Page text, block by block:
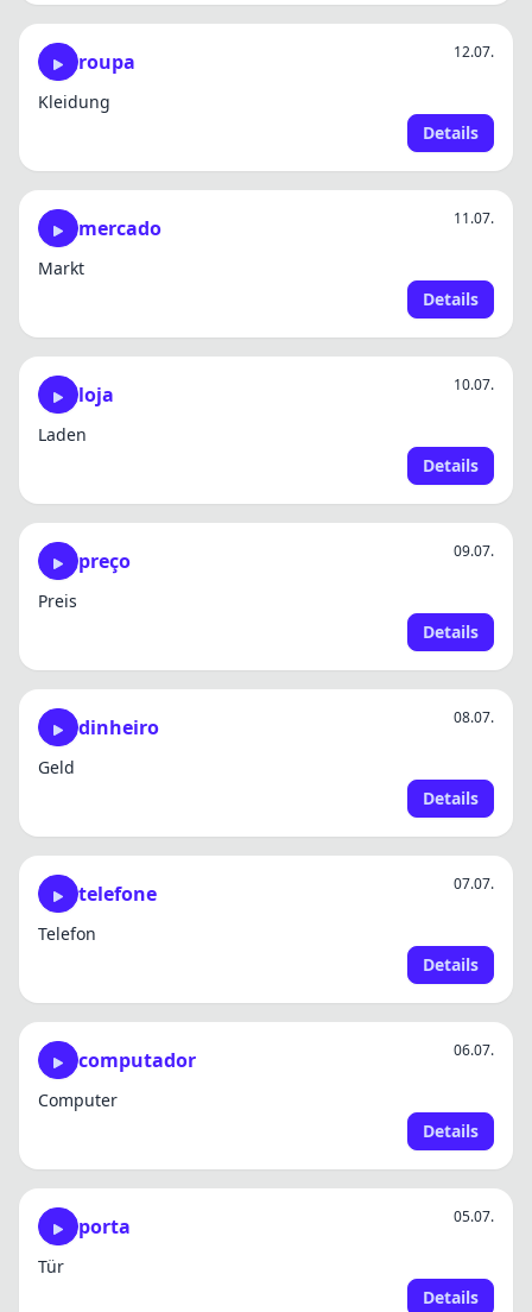
roupa 12.07.
Kleidung
Details
mercado 11.07.
Markt
Details
loja 10.07.
Laden
Details
preço 09.07.
Preis
Details
dinheiro 08.07.
Geld
Details
telefone 07.07.
Telefon
Details
computador 06.07.
Computer
Details
porta 05.07.
Tür
Details